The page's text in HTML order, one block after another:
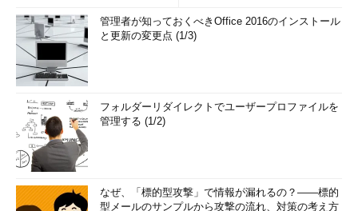
管理者が知っておくべきOffice 2016のインストール
と更新の変更点 (1/3)
フォルダーリダイレクトでユーザープロファイルを
管理する (1/2)
なぜ、「標的型攻撃」で情報が漏れるの？――標的
型メールのサンプルから攻撃の流れ、対策の考え方